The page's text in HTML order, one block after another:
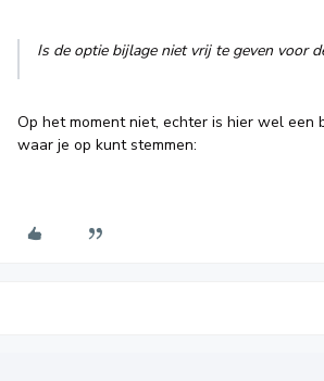
Is de optie bijlage niet vrij te geven voor
Op het moment niet, echter is hier wel een
waar je op kunt stemmen: